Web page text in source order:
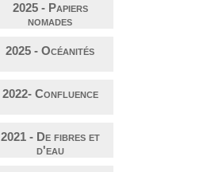
2025 - Papiers
nomades
2025 - Océanités
2022- Confluence
2021 - De fibres et
d'eau